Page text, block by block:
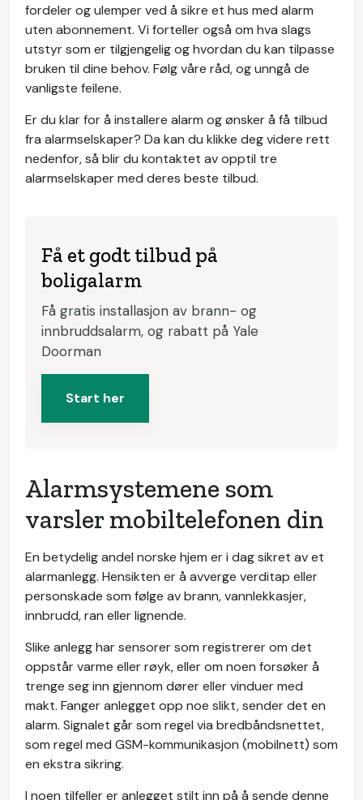
fordeler og ulemper ved å sikre et hus med alarm
uten abonnement. Vi forteller også om hva slags
utstyr som er tilgjengelig og hvordan du kan tilpasse
bruken til dine behov. Følg våre råd, og unngå de
vanligste feilene.
Er du klar for å installere alarm og ønsker å få tilbud
fra alarmselskaper? Da kan du klikke deg videre rett
nedenfor, så blir du kontaktet av opptil tre
alarmselskaper med deres beste tilbud.
Få et godt tilbud på
boligalarm
Få gratis installasjon av brann- og
innbruddsalarm, og rabatt på Yale
Doorman
Start her
Alarmsystemene som
varsler mobiltelefonen din
En betydelig andel norske hjem er i dag sikret av et
alarmanlegg. Hensikten er å avverge verditap eller
personskade som følge av brann, vannlekkasjer,
innbrudd, ran eller lignende.
Slike anlegg har sensorer som registrerer om det
oppstår varme eller røyk, eller om noen forsøker å
trenge seg inn gjennom dører eller vinduer med
makt. Fanger anlegget opp noe slikt, sender det en
alarm. Signalet går som regel via bredbåndsnettet,
som regel med GSM-kommunikasjon (mobilnett) som
en ekstra sikring.
I noen tilfeller er anlegget stilt inn på å sende denne